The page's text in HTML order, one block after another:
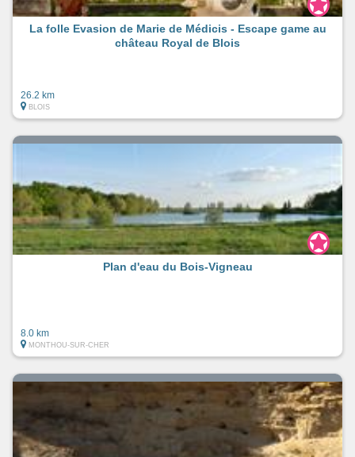
La folle Evasion de Marie de Médicis - Escape game au
château Royal de Blois
26.2 km
BLOIS
Plan d'eau du Bois-Vigneau
8.0 km
MONTHOU-SUR-CHER